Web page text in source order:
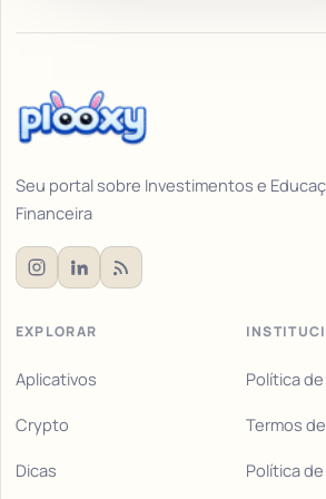
Seu portal sobre Investimentos e
Financeira
EXPLORAR
Aplicativos
Crypto
Dicas
Política
Termos
Política